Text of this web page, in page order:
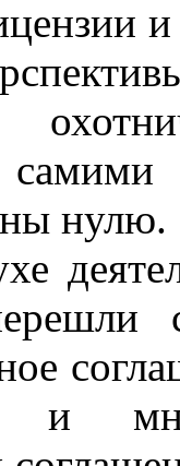
нулю.
и